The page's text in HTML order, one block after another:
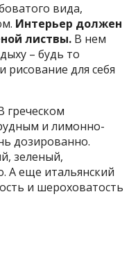
вида,
Интерьер должен
листвы. В нем
– будь то
рисование для себя
греческом
и лимонно-
дозированно.
зеленый,
А еще итальянский
и шероховатость